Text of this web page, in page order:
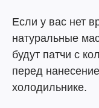
Если у вас нет
натуральные
будут патчи с
перед
холодильнике.